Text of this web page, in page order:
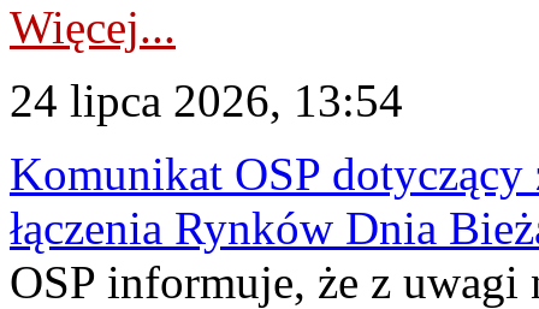
Więcej...
24 lipca 2026, 13:54
Komunikat OSP dotyczący
łączenia Rynków Dnia
OSP informuje, że z uwagi